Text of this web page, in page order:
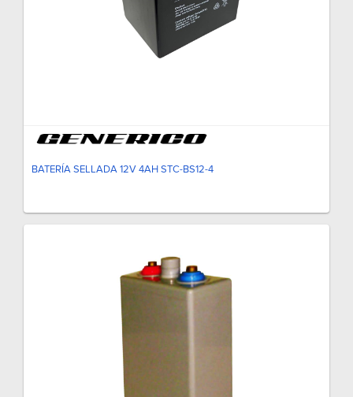
BATERÍA SELLADA 12V 4AH STC-BS12-4